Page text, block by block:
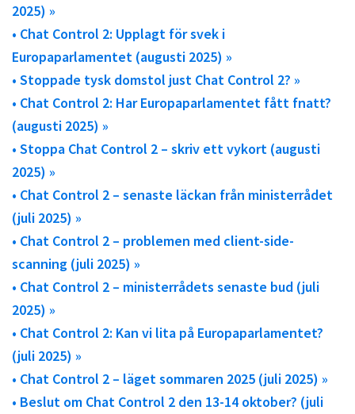
2025) »
• Chat Control 2: Upplagt för svek i
Europaparlamentet (augusti 2025) »
• Stoppade tysk domstol just Chat Control 2? »
• Chat Control 2: Har Europaparlamentet fått fnatt?
(augusti 2025) »
• Stoppa Chat Control 2 – skriv ett vykort (augusti
2025) »
• Chat Control 2 – senaste läckan från ministerrådet
(juli 2025) »
• Chat Control 2 – problemen med client-side-
scanning (juli 2025) »
• Chat Control 2 – ministerrådets senaste bud (juli
2025) »
• Chat Control 2: Kan vi lita på Europaparlamentet?
(juli 2025) »
• Chat Control 2 – läget sommaren 2025 (juli 2025) »
• Beslut om Chat Control 2 den 13-14 oktober? (juli